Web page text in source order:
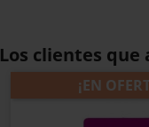
Los clientes
¡EN